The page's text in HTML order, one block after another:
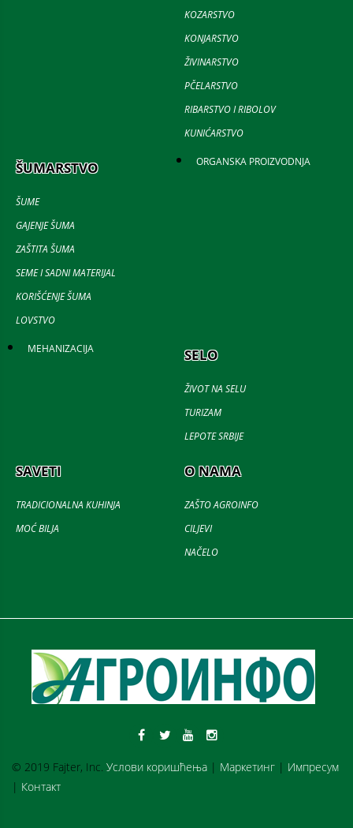
KOZARSTVO
KONJARSTVO
ŽIVINARSTVO
PČELARSTVO
RIBARSTVO I RIBOLOV
KUNIĆARSTVO
ŠUMARSTVO
ŠUME
GAJENJE ŠUMA
ZAŠTITA ŠUMA
SEME I SADNI MATERIJAL
KORIŠĆENJE ŠUMA
LOVSTVO
ORGANSKA PROIZVODNJA
MEHANIZACIJA SELO
ŽIVOT NA SELU
TURIZAM
LEPOTE SRBIJE
SAVETI
TRADICIONALNA KUHINJA
MOĆ BILJA
O NAMA
ZAŠTO AGROINFO
CILJEVI
NAČELO
© 2019 Fajter, Inc. Услови коришћења | Маркетинг | Импресум
| Контакт